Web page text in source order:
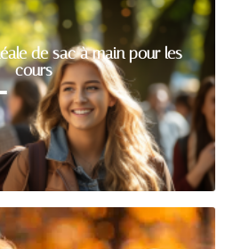
de sac à main pour les
cours